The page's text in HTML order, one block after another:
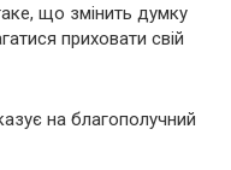
що змінить думку
приховати свій
на благополучний